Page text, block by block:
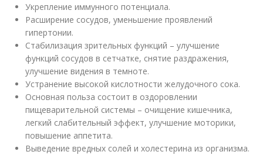
Укрепление иммунного потенциала.
Расширение сосудов, уменьшение проявлений
гипертонии.
Стабилизация зрительных функций – улучшение
функций сосудов в сетчатке, снятие раздражения,
улучшение видения в темноте.
Устранение высокой кислотности желудочного сока.
Основная польза состоит в оздоровлении
пищеварительной системы – очищение кишечника,
легкий слабительный эффект, улучшение моторики,
повышение аппетита.
Выведение вредных солей и холестерина из организма.